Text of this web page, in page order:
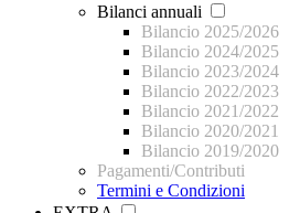
Bilanci annuali
Bilancio 2025/2026
Bilancio 2024/2025
Bilancio 2023/2024
Bilancio 2022/2023
Bilancio 2021/2022
Bilancio 2020/2021
Bilancio 2019/2020
Pagamenti/Contributi
Termini e Condizioni